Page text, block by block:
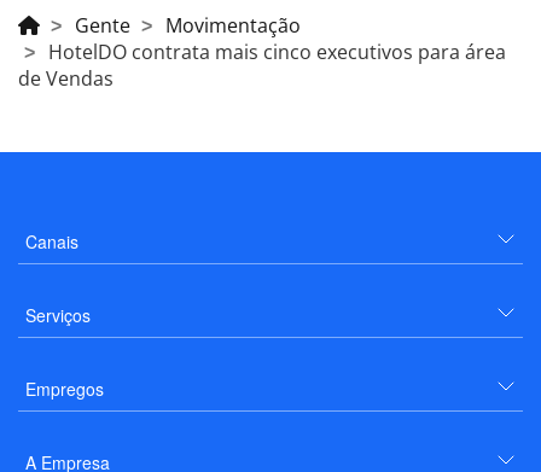
Gente
Movimentação
HotelDO contrata mais cinco executivos para área
de Vendas
Canais
Serviços
Empregos
A Empresa